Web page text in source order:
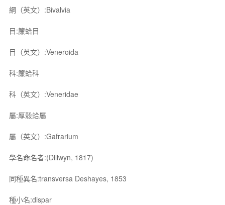
綱（英文）:Bivalvia
目:簾蛤目
目（英文）:Veneroida
科:簾蛤科
科（英文）:Veneridae
屬:厚殼蛤屬
屬（英文）:Gafrarium
學名命名者:(Dillwyn, 1817)
同種異名:transversa Deshayes, 1853
種小名:dispar